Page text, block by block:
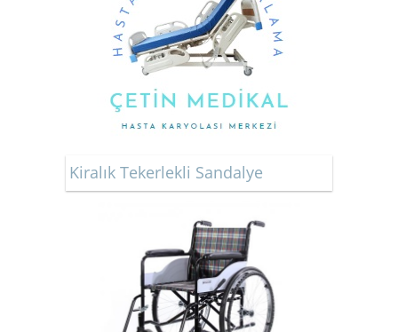
Kiralık Tekerlekli Sandalye